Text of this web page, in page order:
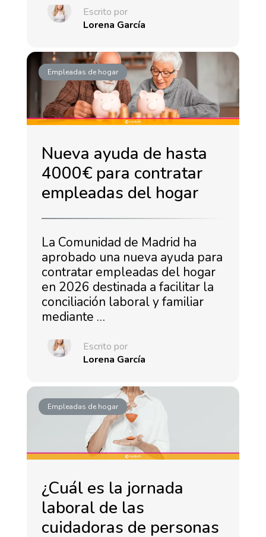
Escrito por
Lorena García
Empleadas de hogar
Nueva ayuda de hasta
4000€ para contratar
empleadas del hogar
La Comunidad de Madrid ha
aprobado una nueva ayuda para
contratar empleadas del hogar
en 2026 destinada a facilitar la
conciliación laboral y familiar
mediante …
Escrito por
Lorena García
Empleadas de hogar
¿Cuál es la jornada
laboral de las
cuidadoras de personas